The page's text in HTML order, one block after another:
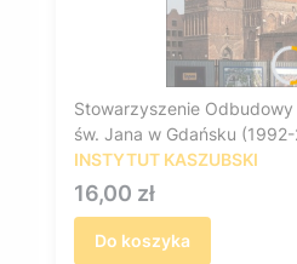
Stowarzyszenie Odbudowy
św. Jana w Gdańsku
INSTYTUT KASZUBSKI
Cena
16,00 zł
Do koszyka